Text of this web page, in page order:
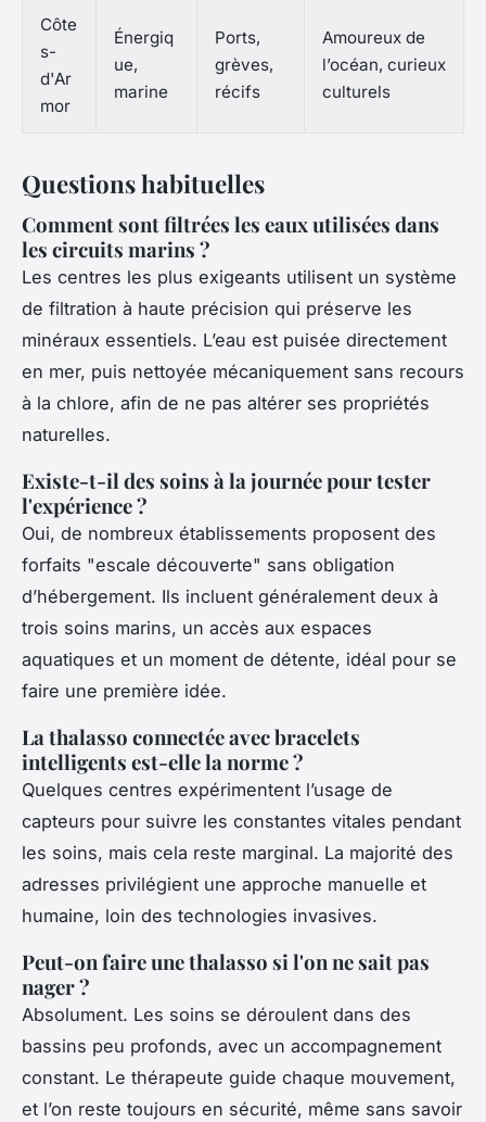
Côte
s-
d'Ar
mor
Énergiq
ue,
marine
Ports,
grèves,
récifs
Amoureux de
l’océan, curieux
culturels
Questions habituelles
Comment sont filtrées les eaux utilisées dans
les circuits marins ?
Les centres les plus exigeants utilisent un système
de filtration à haute précision qui préserve les
minéraux essentiels. L’eau est puisée directement
en mer, puis nettoyée mécaniquement sans recours
à la chlore, afin de ne pas altérer ses propriétés
naturelles.
Existe-t-il des soins à la journée pour tester
l'expérience ?
Oui, de nombreux établissements proposent des
forfaits "escale découverte" sans obligation
d’hébergement. Ils incluent généralement deux à
trois soins marins, un accès aux espaces
aquatiques et un moment de détente, idéal pour se
faire une première idée.
La thalasso connectée avec bracelets
intelligents est-elle la norme ?
Quelques centres expérimentent l’usage de
capteurs pour suivre les constantes vitales pendant
les soins, mais cela reste marginal. La majorité des
adresses privilégient une approche manuelle et
humaine, loin des technologies invasives.
Peut-on faire une thalasso si l'on ne sait pas
nager ?
Absolument. Les soins se déroulent dans des
bassins peu profonds, avec un accompagnement
constant. Le thérapeute guide chaque mouvement,
et l’on reste toujours en sécurité, même sans savoir